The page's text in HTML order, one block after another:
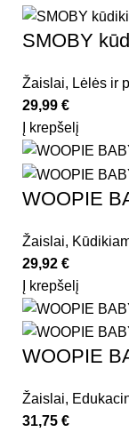
SMOBY
Žaislai, Lėlės ir
29,99 €
Į krepšelį
WOOPIE
Žaislai,
29,92 €
Į krepšelį
WOOPIE
Žaislai,
31,75 €